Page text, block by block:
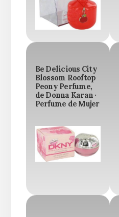
Be Delicious City
Blossom Rooftop
Peony Perfume,
de Donna Karan ·
Perfume de Mujer